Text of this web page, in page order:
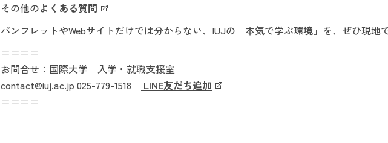
その他のよくある質問
パンフレットやWebサイトだけでは分からない、IUJの「本気で学ぶ環境」を、ぜひ現地
＝＝＝＝
お問合せ：国際大学 入学・就職支援室
contact@iuj.ac.jp 025-779-1518
LINE友だち追加
＝＝＝＝